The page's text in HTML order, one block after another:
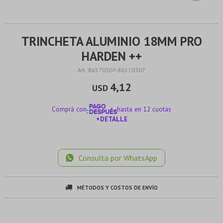
TRINCHETA ALUMINIO 18MM PRO
HARDEN ++
86570307-86570307
USD 4,12
Comprá con
hasta en 12 cuotas
+DETALLE
Consulta por WhatsApp
MÉTODOS Y COSTOS DE ENVÍO